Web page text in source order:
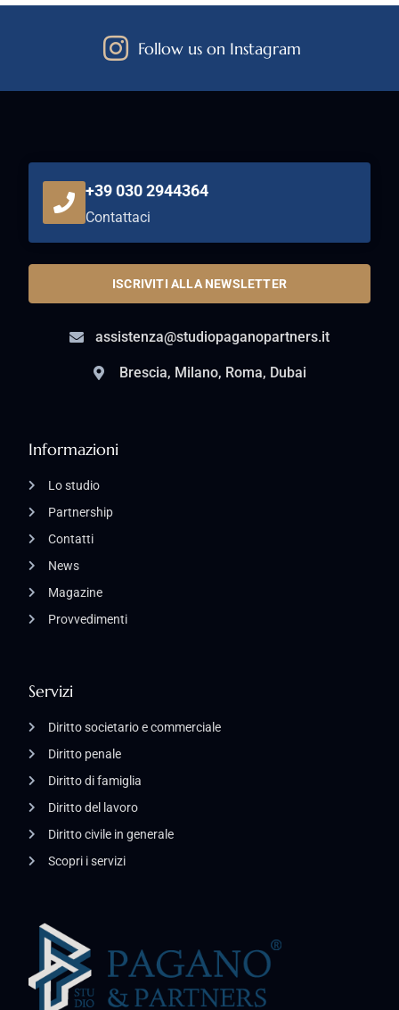
Follow us on Instagram
Servizi
Diritto societario e commerciale
Diritto penale
Diritto di famiglia
Diritto del lavoro
Diritto civile in generale
Scopri i servizi
Informazioni
Lo studio
Partnership
Contatti
News
Magazine
Provvedimenti
+39 030 2944364
Contattaci
ISCRIVITI ALLA NEWSLETTER
assistenza@studiopaganopartners.it
Brescia, Milano, Roma, Dubai